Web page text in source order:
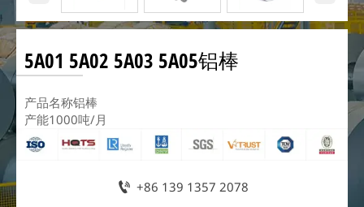
5A01 5A02 5A03 5A05铝棒
产品名称铝棒
产能1000吨/月
 +86 139 1357 2078